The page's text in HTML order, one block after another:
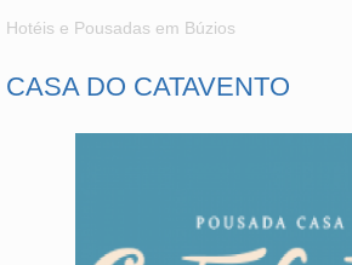
Hotéis e Pousadas em Búzios
CASA DO CATAVENTO